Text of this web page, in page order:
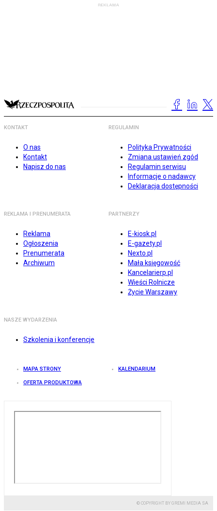
KONTAKT
O nas
Kontakt
Napisz do nas
REGULAMIN
Polityka Prywatności
Zmiana ustawień zgód
Regulamin serwisu
Informacje o nadawcy
Deklaracja dostępności
REKLAMA I PRENUMERATA
Reklama
Ogłoszenia
Prenumerata
Archiwum
PARTNERZY
E-kiosk.pl
E-gazety.pl
Nexto.pl
Mała księgowość
Kancelarierp.pl
Wieści Rolnicze
Życie Warszawy
NASZE WYDARZENIA
Szkolenia i konferencje
MAPA STRONY KALENDARIUM
OFERTA PRODUKTOWA
© COPYRIGHT BY GREMI MEDIA SA